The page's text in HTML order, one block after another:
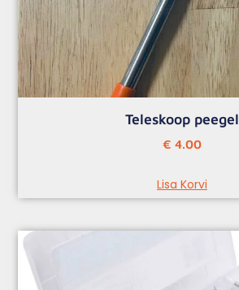
Teleskoop peegel
€ 4.00
Lisa Korvi